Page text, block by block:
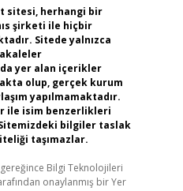
sitesi, herhangi bir
şirketi ile hiçbir
Sitede yalnızca
yer alan içerikler
olup, gerçek kurum
yapılmamaktadır.
ile isim benzerlikleri
bilgiler taslak
taşımazlar.
gereğince Bilgi Teknolojileri
onaylanmış bir Yer